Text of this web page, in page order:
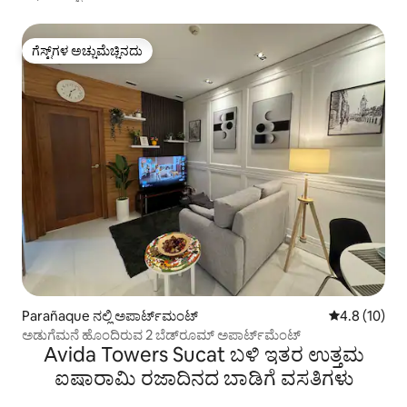
ಗೆಸ್ಟ್‌ಗಳ ಅಚ್ಚುಮೆಚ್ಚಿನದು
ಗೆಸ್ಟ್‌ಗಳ ಅಚ್ಚುಮೆಚ್ಚಿನದು
Parañaque ನಲ್ಲಿ ಅಪಾರ್ಟ್‌ಮಂಟ್ 5 ರಲ್ಲಿ 4.8
4.8 (10)
ಅಡುಗೆಮನೆ ಹೊಂದಿರುವ 2 ಬೆಡ್‌ರೂಮ್ ಅಪಾರ್ಟ್‌ಮೆಂಟ್
Avida Towers Sucat ಬಳಿ ಇತರ ಉತ್ತಮ
ಐಷಾರಾಮಿ ರಜಾದಿನದ ಬಾಡಿಗೆ ವಸತಿಗಳು